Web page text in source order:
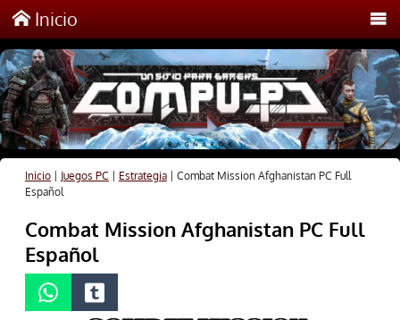
Inicio
Inicio| Juegos PC Estrategia| Combat Mission Afghanistan PC Full
Español
Combat Mission Afghanistan PC Full
Español